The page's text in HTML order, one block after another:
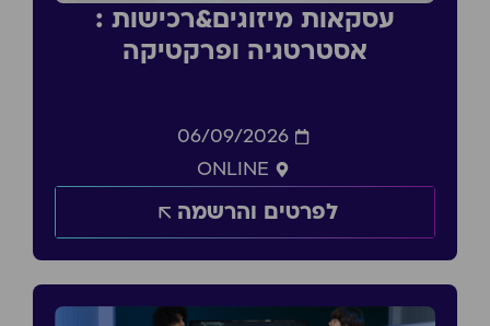
עסקאות מיזוגים&רכישות :
אסטרטגיה ופרקטיקה
06/09/2026
ONLINE
לפרטים והרשמה